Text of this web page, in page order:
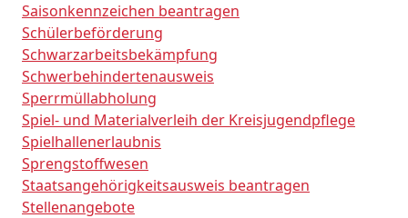
Saisonkennzeichen beantragen
Schülerbeförderung
Schwarzarbeitsbekämpfung
Schwerbehindertenausweis
Sperrmüllabholung
Spiel- und Materialverleih der Kreisjugendpflege
Spielhallenerlaubnis
Sprengstoffwesen
Staatsangehörigkeitsausweis beantragen
Stellenangebote